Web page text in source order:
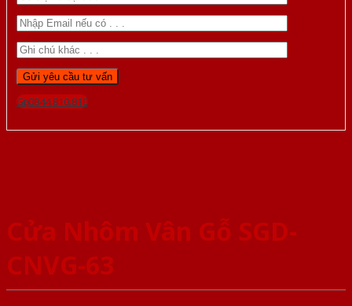
Gọi 0844.810.810
Cửa Nhôm Vân Gỗ SGD-
CNVG-63